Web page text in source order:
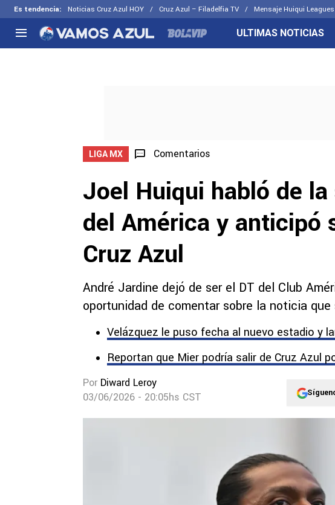
Es tendencia: Noticias Cruz Azul HOY Cruz Azul – Filadelfia TV Mensaje Huiqui Leagues
Selección Mexicana
ULTIMAS NOTICIAS
LIGA MX Comentarios
Joel Huiqui habló de
del América y anticipó
Cruz Azul
André Jardine dejó de ser el DT del Club
oportunidad de comentar sobre la noticia
Velázquez le puso fecha al nuevo estadio y
Reportan que Mier podría salir de Cruz Azul
Por Diward Leroy
03/06/2026 - 20:05hs CST